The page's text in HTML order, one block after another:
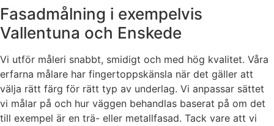
Fasadmålning i exempelvis
Vallentuna och Enskede
Vi utför måleri snabbt, smidigt och med hög kvalitet. Våra
erfarna målare har fingertoppskänsla när det gäller att
välja rätt färg för rätt typ av underlag. Vi anpassar sättet
vi målar på och hur väggen behandlas baserat på om det
till exempel är en trä- eller metallfasad. Tack vare att vi